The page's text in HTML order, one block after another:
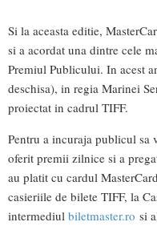
Si la aceasta editie,
si a acordat una dintre cele
Premiul Publicului. In acest
deschisa), in regia Marinei
proiectat in cadrul TIFF.
Pentru a incuraja publicul sa
oferit premii zilnice si a
au platit cu cardul
casieriile de bilete TIFF, la
intermediul biletmaster.ro si